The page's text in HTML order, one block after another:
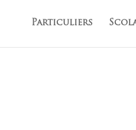
Particuliers